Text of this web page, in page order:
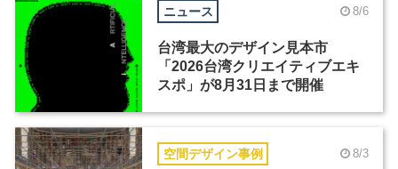
ニュース 8/6
台湾最大のデザイン見本市
「2026台湾クリエイティブエキ
スポ」が8月31日まで開催
空間デザイン事例 8/3